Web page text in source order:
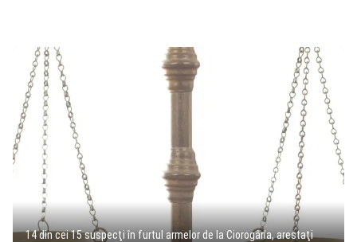
14 din cei 15 suspecţi în furtul armelor de la Ciorogârla, arestaţi